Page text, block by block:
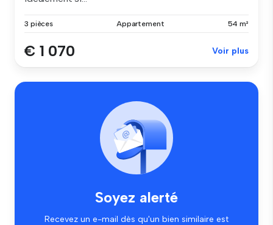
3 pièces Appartement 54 m²
€ 1 070 Voir plus
Soyez alerté
Recevez un e-mail dès qu'un bien similaire est